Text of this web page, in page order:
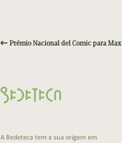
Prémio Nacional del Comic para Max
A Bedeteca tem a sua origem em